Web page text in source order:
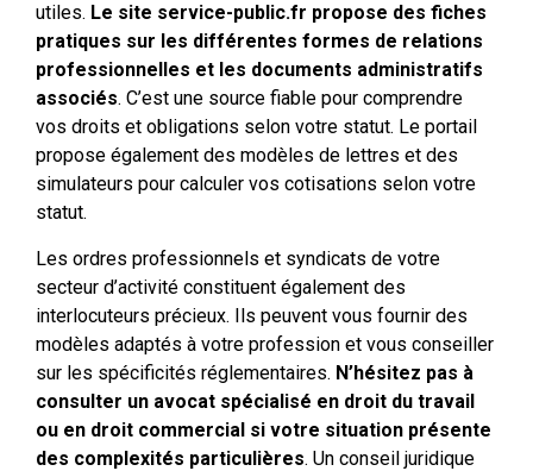
utiles. Le site service-public.fr propose des fiches
pratiques sur les différentes formes de relations
professionnelles et les documents administratifs
associés. C’est une source fiable pour comprendre
vos droits et obligations selon votre statut. Le portail
propose également des modèles de lettres et des
simulateurs pour calculer vos cotisations selon votre
statut.
Les ordres professionnels et syndicats de votre
secteur d’activité constituent également des
interlocuteurs précieux. Ils peuvent vous fournir des
modèles adaptés à votre profession et vous conseiller
sur les spécificités réglementaires. N’hésitez pas à
consulter un avocat spécialisé en droit du travail
ou en droit commercial si votre situation présente
des complexités particulières. Un conseil juridique